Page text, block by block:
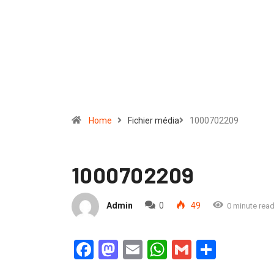
Home Fichier média 1000702209
1000702209
Admin 0 49 0 minute read
Facebook
Mastodon
EmailWhatsApp
Gmail